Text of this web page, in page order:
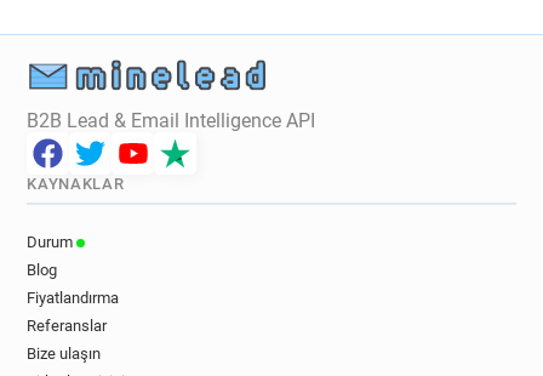
B2B Lead & Email Intelligence API
KAYNAKLAR
Durum
Blog
Fiyatlandırma
Referanslar
Bize ulaşın